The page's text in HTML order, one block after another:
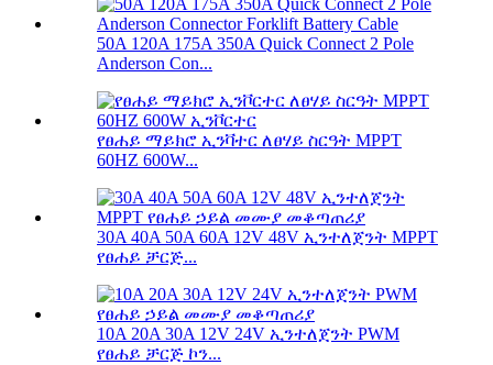
50A 120A 175A 350A Quick Connect 2 Pole
Anderson Con...
የፀሐይ ማይክሮ ኢንቫተር ለፀሃይ ስርዓት MPPT
60HZ 600W...
30A 40A 50A 60A 12V 48V ኢንተለጀንት MPPT
የፀሐይ ቻርጅ...
10A 20A 30A 12V 24V ኢንተለጀንት PWM
የፀሐይ ቻርጅ ኮን...